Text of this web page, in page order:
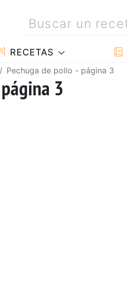
RECETAS
Pechuga de pollo - página 3
3